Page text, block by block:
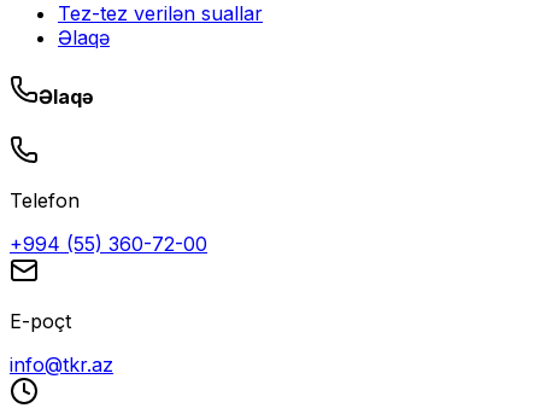
Tez-tez verilən suallar
Əlaqə
Əlaqə
Telefon
+994 (55) 360-72-00
E-poçt
info@tkr.az